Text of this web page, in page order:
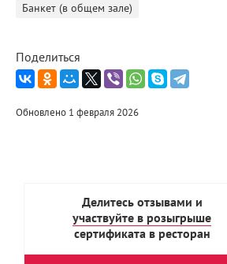
Банкет (в общем зале)
Поделиться
Обновлено 1 февраля 2026
Делитесь отзывами и
участвуйте в розыгрыше
сертификата в ресторан